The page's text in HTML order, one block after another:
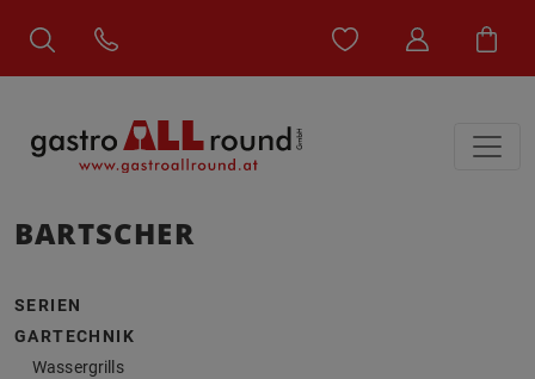
BARTSCHER
SERIEN
GARTECHNIK
Wassergrills